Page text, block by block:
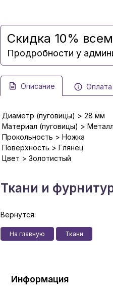
Скидка 10%
Продробности у
Описание
Диаметр (пуговицы) > 28 мм
Материал (пуговицы) > Металл
Прокольность > Ножка
Поверхность > Глянец
Цвет > Золотистый
Ткани и
Вернутся:
На главную Ткани
Информация